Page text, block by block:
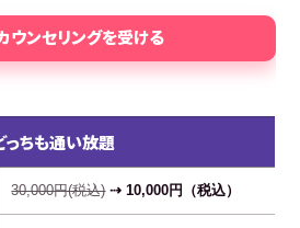
ウンセリングを受ける
っちも通い放題
30,000円(税込)⇢ 10,000円（税込）